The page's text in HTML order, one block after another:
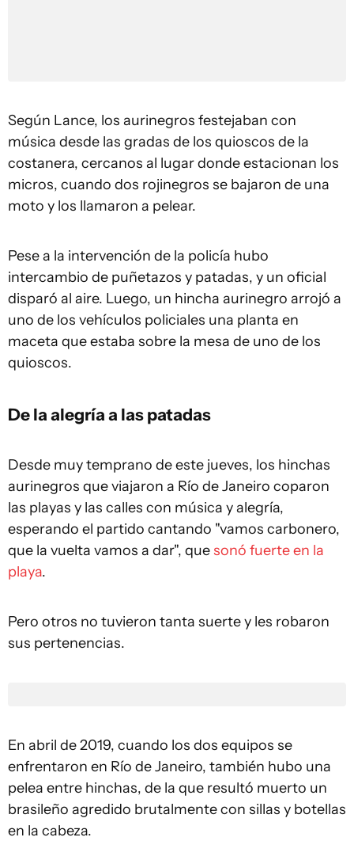
Según Lance, los aurinegros festejaban con
música desde las gradas de los quioscos de la
costanera, cercanos al lugar donde estacionan los
micros, cuando dos rojinegros se bajaron de una
moto y los llamaron a pelear.
Pese a la intervención de la policía hubo
intercambio de puñetazos y patadas, y un oficial
disparó al aire. Luego, un hincha aurinegro arrojó a
uno de los vehículos policiales una planta en
maceta que estaba sobre la mesa de uno de los
quioscos.
De la alegría a las patadas
Desde muy temprano de este jueves, los hinchas
aurinegros que viajaron a Río de Janeiro coparon
las playas y las calles con música y alegría,
esperando el partido cantando "vamos carbonero,
que la vuelta vamos a dar", quesonó fuerte en la
playa.
Pero otros no tuvieron tanta suerte y les robaron
sus pertenencias.
En abril de 2019, cuando los dos equipos se
enfrentaron en Río de Janeiro, también hubo una
pelea entre hinchas, de la que resultó muerto un
brasileño agredido brutalmente con sillas y botellas
en la cabeza.